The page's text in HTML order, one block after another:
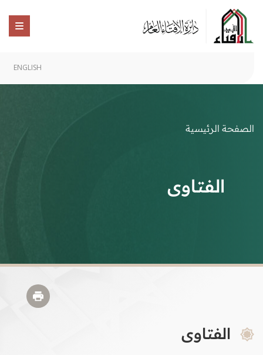
ENGLISH
الصفحة الرئيسية
الفتاوى
الفتاوى